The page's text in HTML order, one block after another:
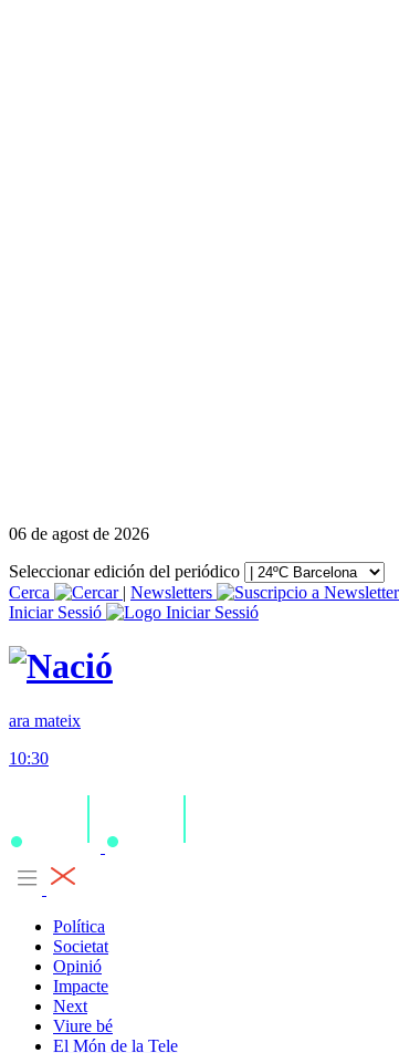
06 de agost de 2026
Seleccionar edición del periódico
Cerca
| Newsletters
Iniciar Sessió
ara mateix
10:30
Política
Societat
Opinió
Impacte
Next
Viure bé
El Món de la Tele